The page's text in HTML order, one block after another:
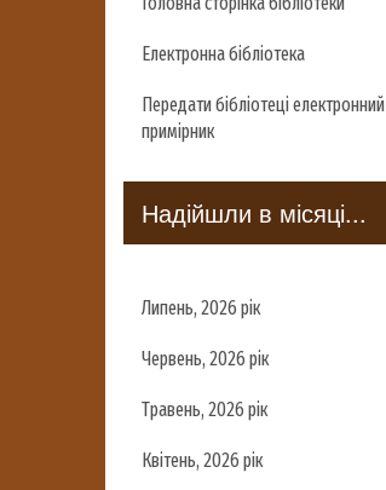
Електронна бібліотека
Передати бібліотеці електронний
примірник
Надійшли в місяці...
Липень, 2026 рік
Червень, 2026 рік
Травень, 2026 рік
Квітень, 2026 рік